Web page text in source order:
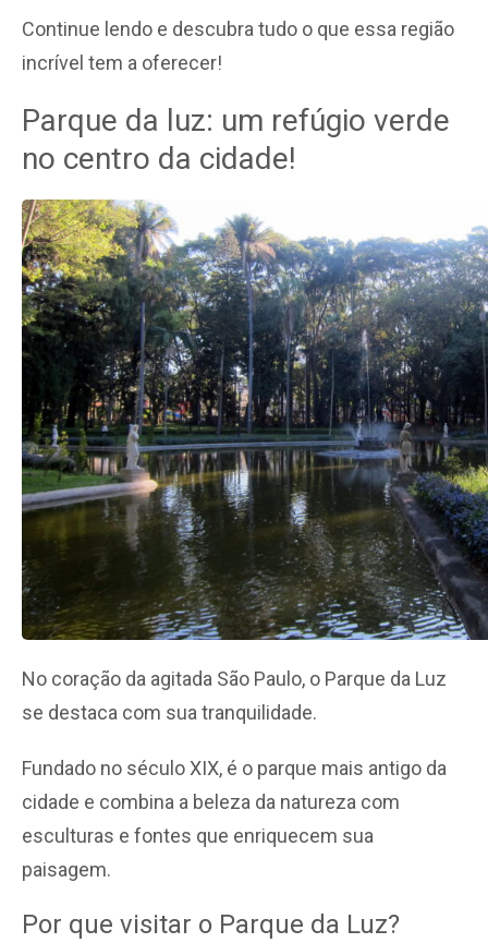
Continue lendo e descubra tudo o que essa região
incrível tem a oferecer!
Parque da luz: um refúgio verde
no centro da cidade!
No coração da agitada São Paulo, o Parque da Luz
se destaca com sua tranquilidade.
Fundado no século XIX, é o parque mais antigo da
cidade e combina a beleza da natureza com
esculturas e fontes que enriquecem sua
paisagem.
Por que visitar o Parque da Luz?